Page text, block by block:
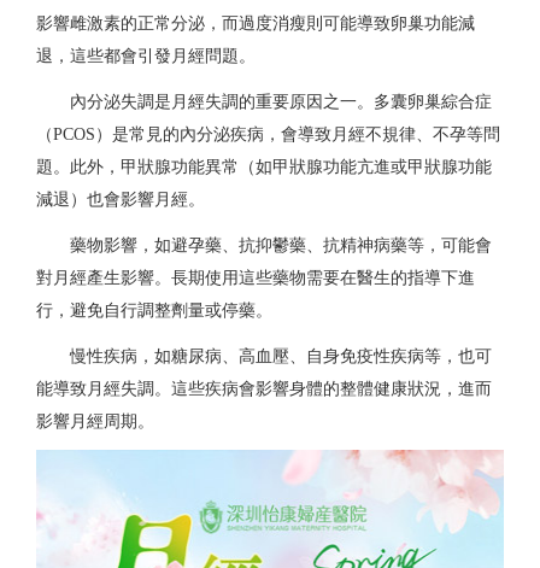
影響雌激素的正常分泌，而過度消瘦則可能導致卵巢功能減
退，這些都會引發月經問題。
內分泌失調是月經失調的重要原因之一。多囊卵巢綜合症
（PCOS）是常見的內分泌疾病，會導致月經不規律、不孕等問
題。此外，甲狀腺功能異常（如甲狀腺功能亢進或甲狀腺功能
減退）也會影響月經。
藥物影響 ，如避孕藥、抗抑鬱藥、抗精神病藥等，可能會
對月經產生影響。長期使用這些藥物需要在醫生的指導下進
行，避免自行調整劑量或停藥。
慢性疾病 ，如糖尿病、高血壓、自身免疫性疾病等，也可
能導致月經失調。這些疾病會影響身體的整體健康狀況，進而
影響月經周期。